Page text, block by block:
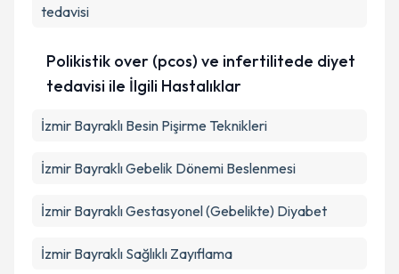
tedavisi
Polikistik over (pcos) ve infertilitede diyet
tedavisi ile İlgili Hastalıklar
İzmir Bayraklı Besin Pişirme Teknikleri
İzmir Bayraklı Gebelik Dönemi Beslenmesi
İzmir Bayraklı Gestasyonel (Gebelikte) Diyabet
İzmir Bayraklı Sağlıklı Zayıflama